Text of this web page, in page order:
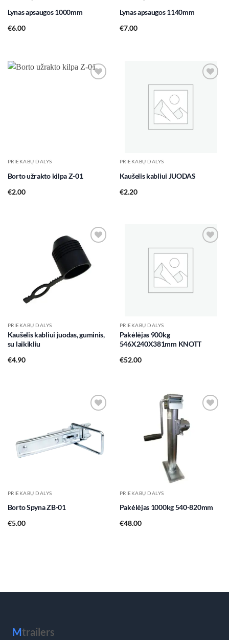
Lynas apsaugos 1000mm
€6.00
Lynas apsaugos 1140mm
€7.00
PRIEKABŲ DALYS
Borto užrakto kilpa Z-01
€2.00
PRIEKABŲ DALYS
Kaušelis kabliui JUODAS
€2.20
wishlist
PRIEKABŲ DALYS
Kaušelis kabliui juodas, guminis,
su laikikliu
€4.90
PRIEKABŲ DALYS
Pakėlėjas 900kg
546X240X381mm KNOTT
€52.00
wishlist
PRIEKABŲ DALYS
Borto Spyna ZB-01
€5.00
PRIEKABŲ DALYS
Pakėlėjas 1000kg 540-820mm
€48.00
Mtrailers